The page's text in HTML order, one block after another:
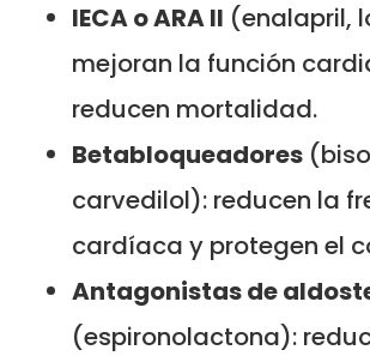
IECA o ARA II (enalapril,
mejoran la función
reducen mortalidad.
Betabloqueadores
carvedilol): reducen la
cardíaca y protegen el
Antagonistas de
(espironolactona):